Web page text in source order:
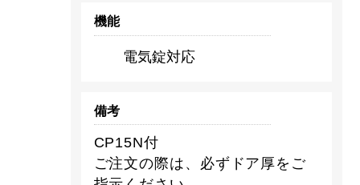
機能
電気錠対応
備考
CP15N付
ご注文の際は、必ずドア厚をご